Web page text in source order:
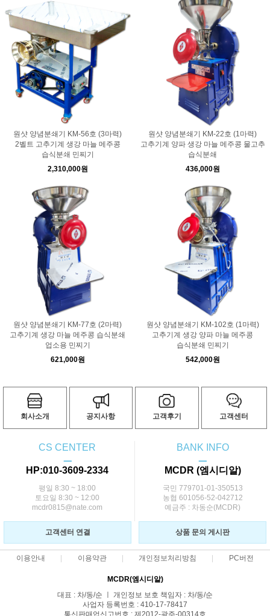
원샷 양념분쇄기 KM-56호 (3마력)
2벨트 고추기계 생강 마늘 메주콩
습식분쇄 민찌기
2,310,000원
원샷 양념분쇄기 KM-22호 (1마력)
고추기계 양파 생강 마늘 메주콩 물고추
습식분쇄
436,000원
원샷 양념분쇄기 KM-77호 (2마력)
고추기계 생강 마늘 메주콩 습식분쇄
업소용 민찌기
621,000원
원샷 양념분쇄기 KM-102호 (1마력)
고추기계 생강 양파 마늘 메주콩
습식분쇄 민찌기
542,000원
회사소개 공지사항 고객후기 고객센터
CS CENTER
ㅡ
HP:010-3609-2334
평일 8:30 ~ 18:00
토요일 8:30 ~ 12:00
mcdr0815@nate.com
BANK INFO
ㅡ
MCDR (엠시디알)
국민 779701-01-350513
농협 601056-52-042712
예금주 : 차동순(MCDR)
고객센터 연결 상품 문의 게시판
이용안내 이용약관 개인정보처리방침 PC버전
MCDR(엠시디알)
대표 : 차/동/순 ㅣ 개인정보 보호 책임자 : 차/동/순
사업자 등록번호 : 410-17-78417
통신판매업신고번호 : 제2012-광주-00314호